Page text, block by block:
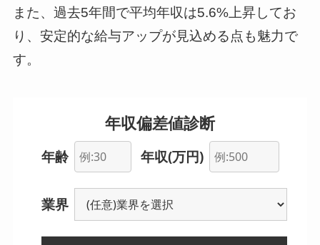
また、過去5年間で平均年収は5.6%上昇してお
り、安定的な給与アップが見込める点も魅力で
す。
年収偏差値診断
年齢 年収(万円)
業界